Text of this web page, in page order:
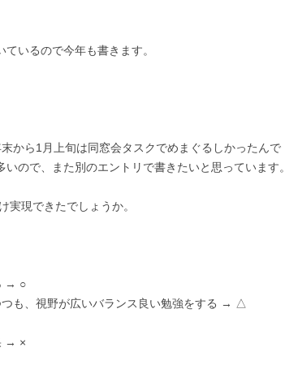
いるので今年も書きます。
から1月上旬は同窓会タスクでめまぐるしかったんで
ので、また別のエントリで書きたいと思っています。
実現できたでしょうか。
→ ○
も、視野が広いバランス良い勉強をする → △
→ ×